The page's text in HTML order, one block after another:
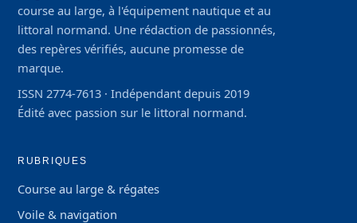
course au large, à l'équipement nautique et au
littoral normand. Une rédaction de passionnés,
des repères vérifiés, aucune promesse de
marque.
ISSN 2774-7613 · Indépendant depuis 2019
Édité avec passion sur le littoral normand.
RUBRIQUES
Course au large & régates
Voile & navigation